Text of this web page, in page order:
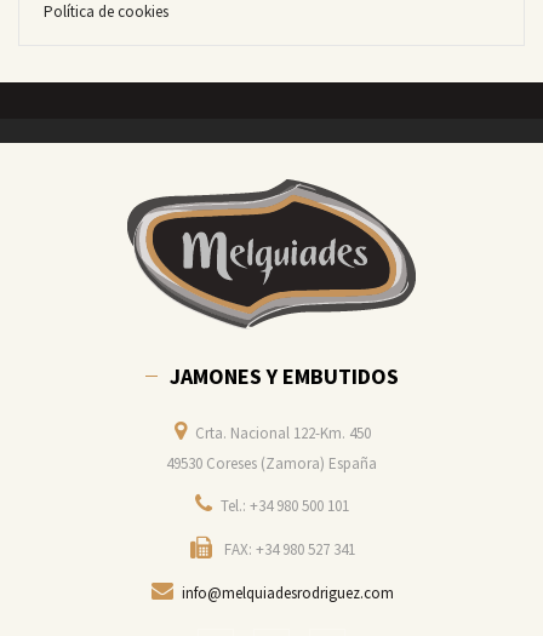
Política de cookies
JAMONES Y EMBUTIDOS
Crta. Nacional 122-Km. 450
49530 Coreses (Zamora) España
Tel.: +34 980 500 101
FAX: +34 980 527 341
info@melquiadesrodriguez.com